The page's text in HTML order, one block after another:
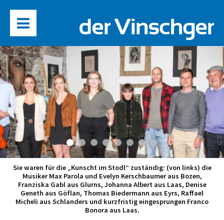
Sie waren für die „Kunscht im Stodl“ zuständig: (von links) die
Musiker Max Parola und Evelyn Kerschbaumer aus Bozen,
Franziska Gabl aus Glurns, Johanna Albert aus Laas, Denise
Geneth aus Göflan, Thomas Biedermann aus Eyrs, Raffael
Micheli aus Schlanders und kurzfristig eingesprungen Franco
Bonora aus Laas.